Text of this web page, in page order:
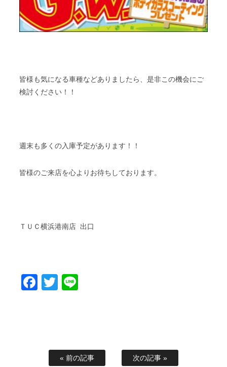
皆様も気になる車種などありましたら、是非この機会にご
検討ください！！
週末も多くの入庫予定があります！！
皆様のご来店を心よりお待ちしております。
ＴＵＣ横浜港南店 出口
Facebook
Twitter
« 前の記事 次の記事 »